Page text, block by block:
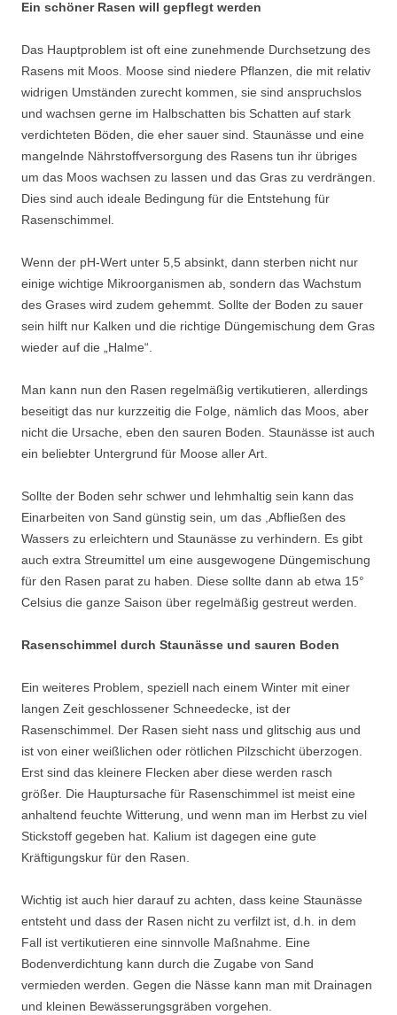
Ein schöner Rasen will gepflegt werden
Das Hauptproblem ist oft eine zunehmende Durchsetzung des
Rasens mit Moos. Moose sind niedere Pflanzen, die mit relativ
widrigen Umständen zurecht kommen, sie sind anspruchslos
und wachsen gerne im Halbschatten bis Schatten auf stark
verdichteten Böden, die eher sauer sind. Staunässe und eine
mangelnde Nährstoffversorgung des Rasens tun ihr übriges
um das Moos wachsen zu lassen und das Gras zu verdrängen.
Dies sind auch ideale Bedingung für die Entstehung für
Rasenschimmel.
Wenn der pH-Wert unter 5,5 absinkt, dann sterben nicht nur
einige wichtige Mikroorganismen ab, sondern das Wachstum
des Grases wird zudem gehemmt. Sollte der Boden zu sauer
sein hilft nur Kalken und die richtige Düngemischung dem Gras
wieder auf die „Halme“.
Man kann nun den Rasen regelmäßig vertikutieren, allerdings
beseitigt das nur kurzzeitig die Folge, nämlich das Moos, aber
nicht die Ursache, eben den sauren Boden. Staunässe ist auch
ein beliebter Untergrund für Moose aller Art.
Sollte der Boden sehr schwer und lehmhaltig sein kann das
Einarbeiten von Sand günstig sein, um das ,Abfließen des
Wassers zu erleichtern und Staunässe zu verhindern. Es gibt
auch extra Streumittel um eine ausgewogene Düngemischung
für den Rasen parat zu haben. Diese sollte dann ab etwa 15°
Celsius die ganze Saison über regelmäßig gestreut werden.
Rasenschimmel durch Staunässe und sauren Boden
Ein weiteres Problem, speziell nach einem Winter mit einer
langen Zeit geschlossener Schneedecke, ist der
Rasenschimmel. Der Rasen sieht nass und glitschig aus und
ist von einer weißlichen oder rötlichen Pilzschicht überzogen.
Erst sind das kleinere Flecken aber diese werden rasch
größer. Die Hauptursache für Rasenschimmel ist meist eine
anhaltend feuchte Witterung, und wenn man im Herbst zu viel
Stickstoff gegeben hat. Kalium ist dagegen eine gute
Kräftigungskur für den Rasen.
Wichtig ist auch hier darauf zu achten, dass keine Staunässe
entsteht und dass der Rasen nicht zu verfilzt ist, d.h. in dem
Fall ist vertikutieren eine sinnvolle Maßnahme. Eine
Bodenverdichtung kann durch die Zugabe von Sand
vermieden werden. Gegen die Nässe kann man mit Drainagen
und kleinen Bewässerungsgräben vorgehen.